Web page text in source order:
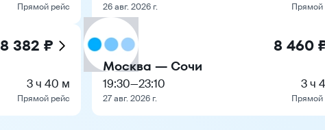
Прямой рейс
8 382 ₽
3 ч 40 м
Прямой рейс
26 авг. 2026 г. Прямой
8 460
Москва — Сочи
19:30—23:10
27 авг. 2026 г.
3 ч
Прямой